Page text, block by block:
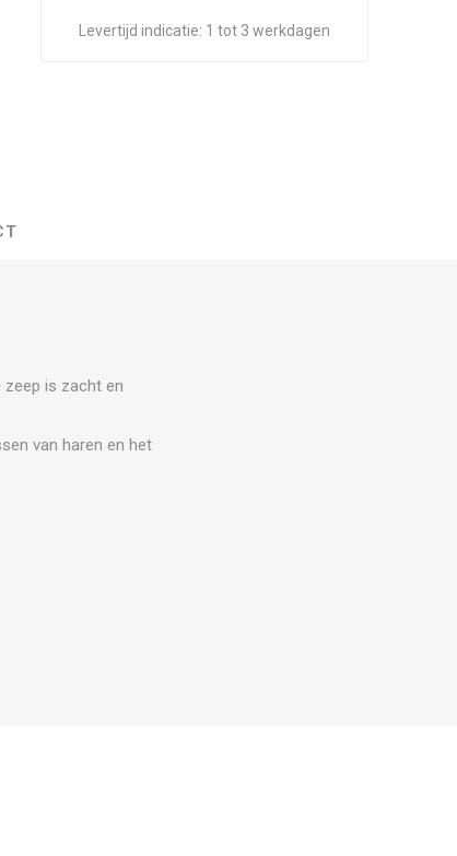
Levertijd indicatie: 1 tot 3 werkdagen
zeep is zacht en
van haren en het